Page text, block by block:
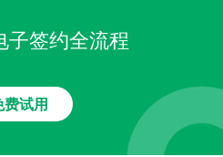
子签约全流程
费试用